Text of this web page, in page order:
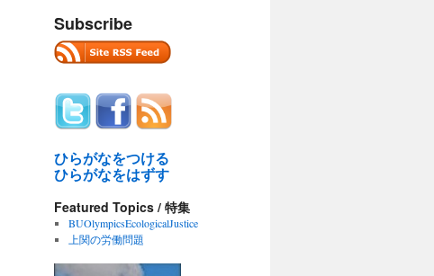
Subscribe
ひらがなをつける
ひらがなをはずす
Featured Topics / 特集
BUOlympicsEcologicalJustice
上関の労働問題